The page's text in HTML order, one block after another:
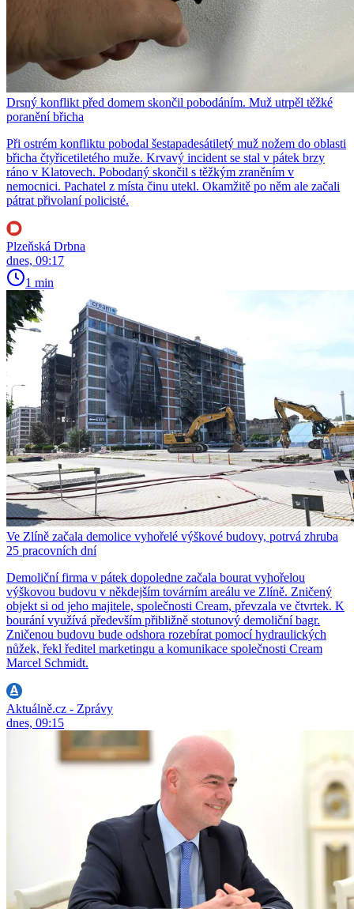
Drsný konflikt před domem skončil pobodáním. Muž utrpěl těžké
poranění břicha
Při ostrém konfliktu pobodal šestapadesátiletý muž nožem do oblasti
břicha čtyřicetiletého muže. Krvavý incident se stal v pátek brzy
ráno v Klatovech. Pobodaný skončil s těžkým zraněním v
nemocnici. Pachatel z místa činu utekl. Okamžitě po něm ale začali
pátrat přivolaní policisté.
Plzeňská Drbna
dnes, 09:17
1 min
Ve Zlíně začala demolice vyhořelé výškové budovy, potrvá zhruba
25 pracovních dní
Demoliční firma v pátek dopoledne začala bourat vyhořelou
výškovou budovu v někdejším továrním areálu ve Zlíně. Zničený
objekt si od jeho majitele, společnosti Cream, převzala ve čtvrtek. K
bourání využívá především přibližně stotunový demoliční bagr.
Zničenou budovu bude odshora rozebírat pomocí hydraulických
nůžek, řekl ředitel marketingu a komunikace společnosti Cream
Marcel Schmidt.
Aktuálně.cz - Zprávy
dnes, 09:15